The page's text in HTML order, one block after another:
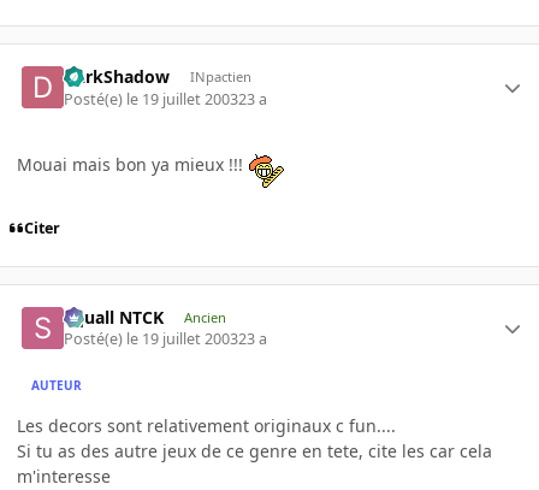
DarkShadow INpactien
Posté(e) le 19 juillet 200323 a
Mouai mais bon ya mieux !!!
Citer
Squall NTCK Ancien
Posté(e) le 19 juillet 200323 a
AUTEUR
Les decors sont relativement originaux c fun....
Si tu as des autre jeux de ce genre en tete, cite les car cela
m'interesse